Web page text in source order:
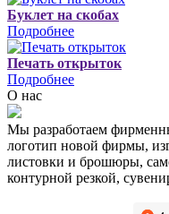
Буклет на скобах
Подробнее
Печать открыток
Подробнее
О нас
Мы разработаем
логотип новой фирмы,
листовки и брошюры,
контурной резкой,